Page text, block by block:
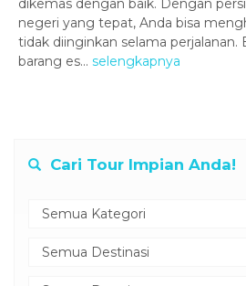
dikemas dengan baik. Dengan
negeri yang tepat, Anda bisa
tidak diinginkan selama perjalanan.
barang es... selengkapnya
Cari Tour Impian Anda!